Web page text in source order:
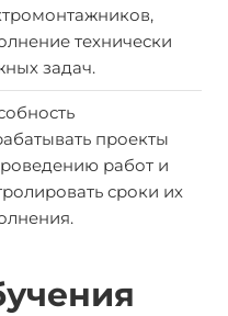
технически
задач.
проекты
работ и
сроки их